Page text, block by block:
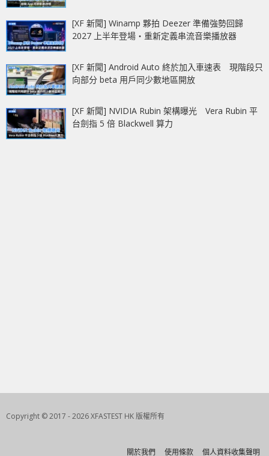
[XF 新聞] Winamp 夥拍 Deezer 準備強勢回歸
2027 上半年登場‧重新定義串流音樂播放器
[XF 新聞] Android Auto 終於加入車速表 現階段只
向部分 beta 用戶同少數地區開放
[XF 新聞] NVIDIA Rubin 架構曝光 Vera Rubin 平
台劍指 5 倍 Blackwell 算力
Copyright © 2017 - 2026 XFASTEST HK 版權所有
關於我們 使用條款 個人資料收集聲明